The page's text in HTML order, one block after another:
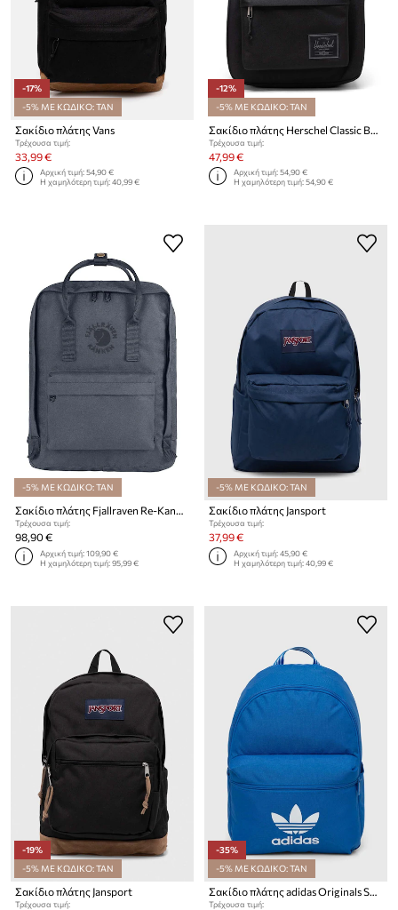
-17%
-5% ΜΕ ΚΩΔΙΚΟ: TAN
Σακίδιο πλάτης Vans
Τρέχουσα τιμή:
33,99 €
Αρχική τιμή:54,90 €
Η χαμηλότερη τιμή:40,99 €
-12%
-5% ΜΕ ΚΩΔΙΚΟ: TAN
Τρέχουσα τιμή:
47,99 €
Αρχική τιμή:54,90 €
Η χαμηλότερη τιμή:54,90 €
-5% ΜΕ ΚΩΔΙΚΟ: TAN
Σακίδιο πλάτης Fjallraven Re-Kanken Kanken Hip Pack
Τρέχουσα τιμή:
98,90 €
Αρχική τιμή:109,90 €
Η χαμηλότερη τιμή:95,99 €
-5% ΜΕ ΚΩΔΙΚΟ: TAN
Σακίδιο πλάτης Jansport
Τρέχουσα τιμή:
37,99 €
Αρχική τιμή:45,90 €
Η χαμηλότερη τιμή:40,99 €
-19%
-5% ΜΕ ΚΩΔΙΚΟ: TAN
Σακίδιο πλάτης Jansport
Τρέχουσα τιμή:
-35%
-5% ΜΕ ΚΩΔΙΚΟ: TAN
Σακίδιο πλάτης adidas Originals Shadow Original
Τρέχουσα τιμή: